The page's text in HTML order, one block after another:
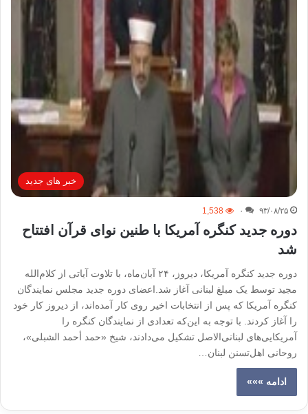
خبر های جدید
۹۳/۰۸/۲۵ ۰ 1,538
دوره جدید کنگره آمریکا با طنین نوای قرآن افتتاح
شد
دوره جدید کنگره آمریکا، دیروز، ۲۴ آبان‌ماه، با تلاوت آیاتی از کلام‌الله
مجید توسط یک مبلغ لبنانی آغاز شد.اعضای دوره جدید مجلس نمایندگان
کنگره آمریکا که پس از انتخابات اخیر روی کار آمده‌اند، از دیروز کار خود
را آغاز کردند. با توجه به این‌که تعدادی از نمایندگان کنگره را
آمریکایی‌های لبنانی‌الاصل تشکیل می‌دادند، شیخ «حمد أحمد الشبلی»،
روحانی اهل‌تسنن لبنان…
ادامه »»»